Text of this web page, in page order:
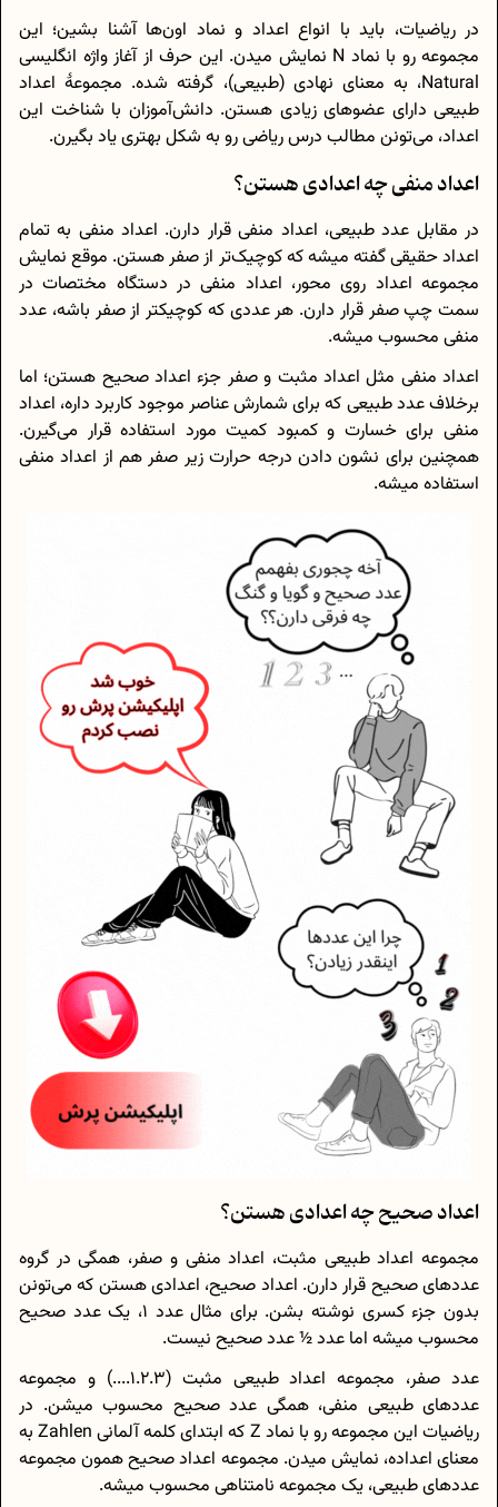
در ریاضیات، باید با انواع اعداد و نماد اون‌ها آشنا بشین؛ این
مجموعه رو با نماد N نمایش میدن. این حرف از آغاز واژه انگلیسی
Natural، به معنای نهادی (طبیعی)، گرفته شده‌. مجموعهٔ اعداد
طبیعی دارای عضو‌های زیادی هستن. دانش‌آموزان با شناخت این
اعداد، می‌تونن مطالب درس ریاضی رو به شکل بهتری یاد بگیرن.
اعداد منفی چه اعدادی هستن؟
در مقابل عدد طبیعی، اعداد منفی قرار دارن. اعداد منفی به تمام
اعداد حقیقی گفته میشه که کوچیک‌تر از صفر هستن. موقع نمایش
مجموعه اعداد روی محور، اعداد منفی در دستگاه مختصات در
سمت چپ صفر قرار دارن. هر عددی که کوچیکتر از صفر باشه، عدد
منفی محسوب میشه.
اعداد منفی مثل اعداد مثبت و صفر جزء اعداد صحیح هستن؛ اما
برخلاف عدد طبیعی که برای شمارش عناصر موجود کاربرد داره، اعداد
منفی برای خسارت و کمبود کمیت مورد استفاده قرار می‌گیرن.
همچنین برای نشون دادن درجه حرارت زیر صفر هم از اعداد منفی
استفاده میشه.
اعداد صحیح چه اعدادی هستن؟
مجموعه اعداد طبیعی مثبت، اعداد منفی و صفر، همگی در گروه
عددهای صحیح قرار دارن. اعداد صحیح، اعدادی هستن که می‌تونن
بدون جزء کسری نوشته بشن. برای مثال عدد 1، یک عدد صحیح
محسوب میشه اما عدد ½ عدد صحیح نیست.
عدد صفر، مجموعه اعداد طبیعی مثبت (1.2.3....) و مجموعه
عددهای طبیعی منفی، همگی عدد صحیح محسوب میشن. در
ریاضیات این مجموعه رو با نماد Z که ابتدای کلمه آلمانی Zahlen به
معنای اعداده، نمایش میدن. مجموعه اعداد صحیح همون مجموعه
عددهای طبیعی، یک مجموعه نامتناهی محسوب میشه.